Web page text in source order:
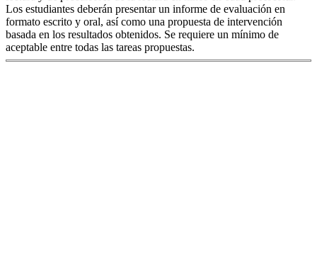
Los estudiantes deberán presentar un informe de evaluación en
formato escrito y oral, así como una propuesta de intervención
basada en los resultados obtenidos. Se requiere un mínimo de
aceptable entre todas las tareas propuestas.